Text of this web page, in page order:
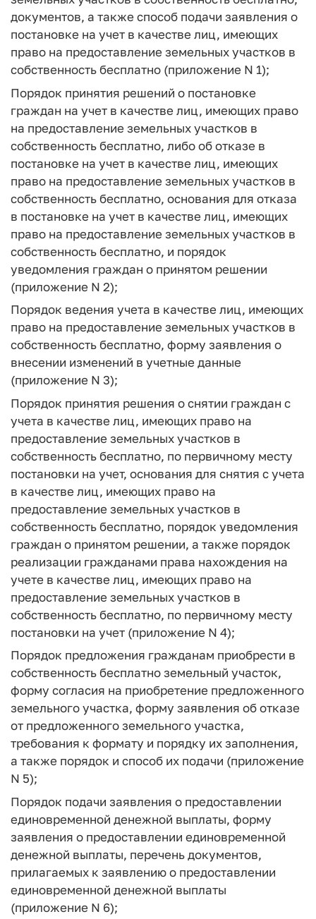
документов, а также способ подачи заявления о
постановке на учет в качестве лиц, имеющих
право на предоставление земельных участков в
собственность бесплатно (приложение N 1);
Порядок принятия решений о постановке
граждан на учет в качестве лиц, имеющих право
на предоставление земельных участков в
собственность бесплатно, либо об отказе в
постановке на учет в качестве лиц, имеющих
право на предоставление земельных участков в
собственность бесплатно, основания для отказа
в постановке на учет в качестве лиц, имеющих
право на предоставление земельных участков в
собственность бесплатно, и порядок
уведомления граждан о принятом решении
(приложение N 2);
Порядок ведения учета в качестве лиц, имеющих
право на предоставление земельных участков в
собственность бесплатно, форму заявления о
внесении изменений в учетные данные
(приложение N 3);
Порядок принятия решения о снятии граждан с
учета в качестве лиц, имеющих право на
предоставление земельных участков в
собственность бесплатно, по первичному месту
постановки на учет, основания для снятия с учета
в качестве лиц, имеющих право на
предоставление земельных участков в
собственность бесплатно, порядок уведомления
граждан о принятом решении, а также порядок
реализации гражданами права нахождения на
учете в качестве лиц, имеющих право на
предоставление земельных участков в
собственность бесплатно, по первичному месту
постановки на учет (приложение N 4);
Порядок предложения гражданам приобрести в
собственность бесплатно земельный участок,
форму согласия на приобретение предложенного
земельного участка, форму заявления об отказе
от предложенного земельного участка,
требования к формату и порядку их заполнения,
а также порядок и способ их подачи (приложение
N 5);
Порядок подачи заявления о предоставлении
единовременной денежной выплаты, форму
заявления о предоставлении единовременной
денежной выплаты, перечень документов,
прилагаемых к заявлению о предоставлении
единовременной денежной выплаты
(приложение N 6);